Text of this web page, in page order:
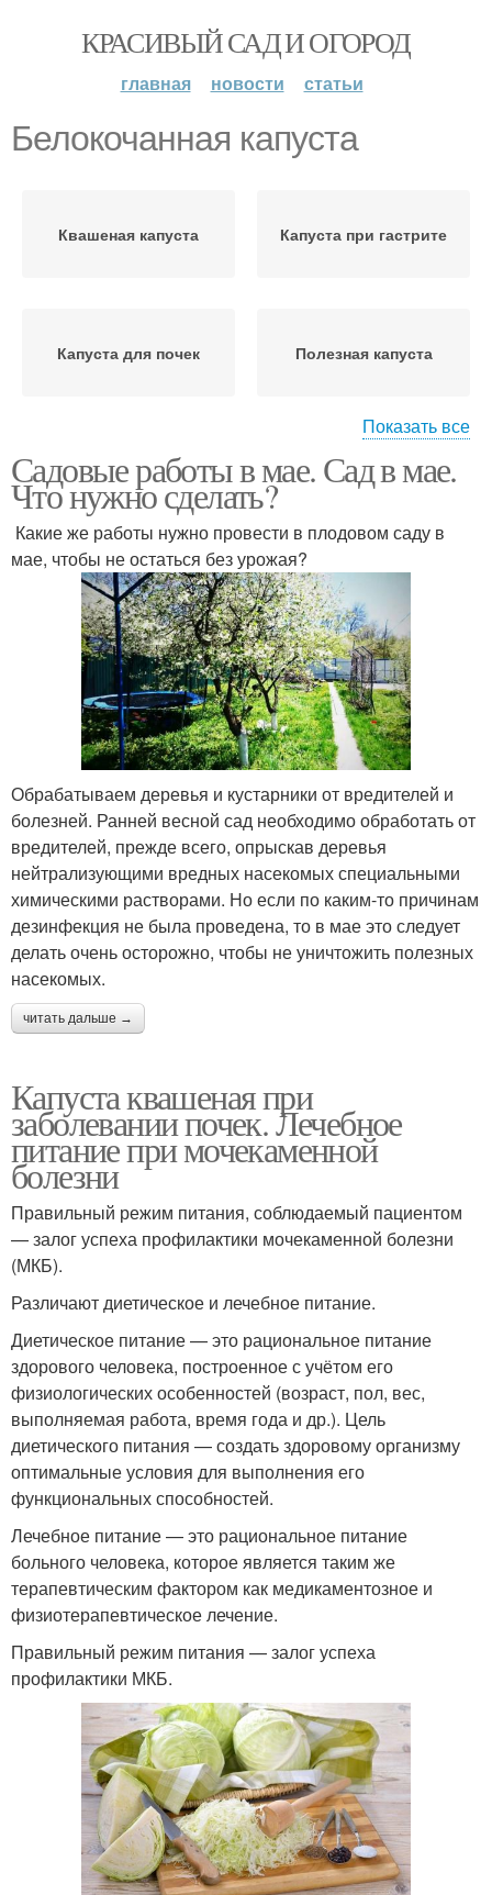
КРАСИВЫЙ САД И ОГОРОД
главная новости статьи
Белокочанная капуста
Квашеная капуста Капуста при гастрите
Капуста для почек Полезная капуста
Капуста для человека Савойская капуста
Кудрявая капуста Брюссельская капуста
Краснокочанная капуста Цветная капуста
Спаржевая капуста Листовая капуста
Показать все
Садовые работы в мае. Сад в мае.
Что нужно сделать?
Какие же работы нужно провести в плодовом саду в
мае, чтобы не остаться без урожая?
Обрабатываем деревья и кустарники от вредителей и
болезней. Ранней весной сад необходимо обработать от
вредителей, прежде всего, опрыскав деревья
нейтрализующими вредных насекомых специальными
химическими растворами. Но если по каким-то причинам
дезинфекция не была проведена, то в мае это следует
делать очень осторожно, чтобы не уничтожить полезных
насекомых.
читать дальше →
Капуста квашеная при
заболевании почек. Лечебное
питание при мочекаменной
болезни
Правильный режим питания, соблюдаемый пациентом
— залог успеха профилактики мочекаменной болезни
(МКБ).
Различают диетическое и лечебное питание.
Диетическое питание — это рациональное питание
здорового человека, построенное с учётом его
физиологических особенностей (возраст, пол, вес,
выполняемая работа, время года и др.). Цель
диетического питания — создать здоровому организму
оптимальные условия для выполнения его
функциональных способностей.
Лечебное питание — это рациональное питание
больного человека, которое является таким же
терапевтическим фактором как медикаментозное и
физиотерапевтическое лечение.
Правильный режим питания — залог успеха
профилактики МКБ.